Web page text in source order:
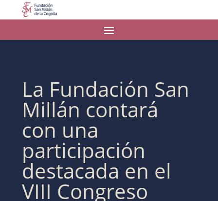
La Fundación San
Millán contará
con una
participación
destacada en el
VIII Congreso